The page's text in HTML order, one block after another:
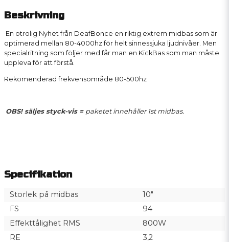
Beskrivning
En otrolig Nyhet från DeafBonce en riktig extrem midbas som är
optimerad mellan 80-4000hz för helt sinnessjuka ljudnivåer. Men
specialritning som följer med får man en KickBas som man måste
uppleva för att förstå.
Rekomenderad frekvensområde 80-500hz
OBS! säljes styck-vis = paketet innehåller 1st midbas.
Specifikation
Storlek på midbas
10"
FS
94
Effekttålighet RMS
800W
RE
3,2